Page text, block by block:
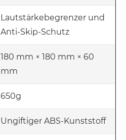
Lautstärkebegrenzer und
Anti-Skip-Schutz
180 mm × 180 mm × 60
mm
650g
Ungiftiger ABS-Kunststoff